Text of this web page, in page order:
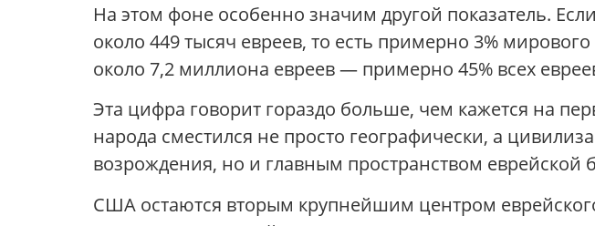
На этом фоне особенно значим другой показатель.
около 449 тысяч евреев, то есть примерно 3%
около 7,2 миллиона евреев — примерно 45% всех
Эта цифра говорит гораздо больше, чем кажется на
народа сместился не просто географически, а
возрождения, но и главным пространством еврейской
США остаются вторым крупнейшим центром